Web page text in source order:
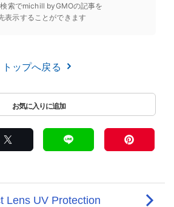
索でmichill byGMOの記事を
表示することができます
トップへ戻る